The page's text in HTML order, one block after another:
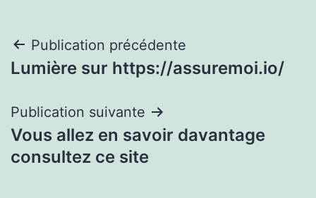
Navigation
de
l’article
Publication précédente
Lumière sur https://assuremoi.io/
Publication suivante
Vous allez en savoir davantage
consultez ce site